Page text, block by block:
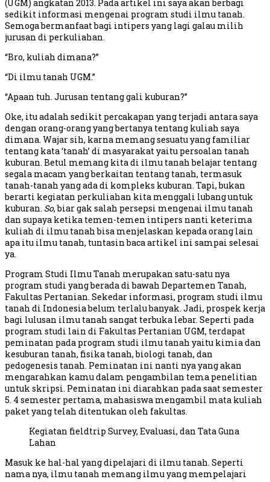
(UGM) angkatan 2013. Pada artikel ini saya akan berbagi
sedikit informasi mengenai program studi ilmu tanah.
Semoga bermanfaat bagi intipers yang lagi galau milih
jurusan di perkuliahan.
“Bro, kuliah dimana?”
“Di ilmu tanah UGM.”
“Apaan tuh. Jurusan tentang gali kuburan?”
Oke, itu adalah sedikit percakapan yang terjadi antara saya
dengan orang-orang yang bertanya tentang kuliah saya
dimana. Wajar sih, karna memang sesuatu yang familiar
tentang kata ‘tanah’ di masyarakat yaitu persoalan tanah
kuburan. Betul memang kita di ilmu tanah belajar tentang
segala macam yang berkaitan tentang tanah, termasuk
tanah-tanah yang ada di kompleks kuburan. Tapi, bukan
berarti kegiatan perkuliahan kita menggali lubang untuk
kuburan. So, biar gak salah persepsi mengenai ilmu tanah
dan supaya ketika temen-temen intipers nanti keterima
kuliah di ilmu tanah bisa menjelaskan kepada orang lain
apa itu ilmu tanah, tuntasin baca artikel ini sampai selesai
ya.
Program Studi Ilmu Tanah merupakan satu-satu nya
program studi yang berada di bawah Departemen Tanah,
Fakultas Pertanian. Sekedar informasi, program studi ilmu
tanah di Indonesia belum terlalu banyak. Jadi, prospek kerja
bagi lulusan ilmu tanah sangat terbuka lebar. Seperti pada
program studi lain di Fakultas Pertanian UGM, terdapat
peminatan pada program studi ilmu tanah yaitu kimia dan
kesuburan tanah, fisika tanah, biologi tanah, dan
pedogenesis tanah. Peminatan ini nanti nya yang akan
mengarahkan kamu dalam pengambilan tema penelitian
untuk skripsi. Peminatan ini diarahkan pada saat semester
5. 4 semester pertama, mahasiswa mengambil mata kuliah
paket yang telah ditentukan oleh fakultas.
Kegiatan fieldtrip Survey, Evaluasi, dan Tata Guna
Lahan
Masuk ke hal-hal yang dipelajari di ilmu tanah. Seperti
nama nya, ilmu tanah memang ilmu yang mempelajari